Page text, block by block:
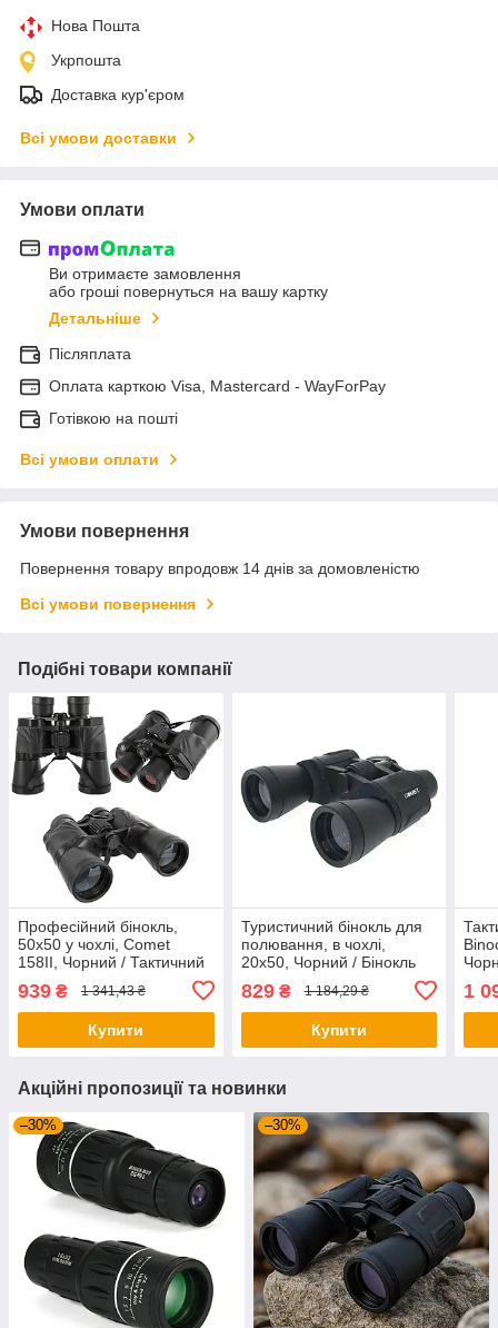
Нова Пошта
Укрпошта
Доставка кур'єром
Всі умови доставки
Умови оплати
Ви отримаєте замовлення
або гроші повернуться на вашу картку
Детальніше
Післяплата
Оплата карткою Visa, Mastercard - WayForPay
Готівкою на пошті
Всі умови оплати
Умови повернення
Повернення товару впродовж 14 днів за домовленістю
Всі умови повернення
Подібні товари компанії
Професійний бінокль,
50x50 у чохлі, Comet
158II, Чорний / Тактичний
риболовлі
939 ₴ 1 341,43 ₴
Купити
Туристичний бінокль для
полювання, в чохлі,
20x50, Чорний / Бінокль
спостереження /
Потужний бінокль
829₴ 1 184,29 ₴
Купити
1
Акційні пропозиції та новинки
–30% –30%